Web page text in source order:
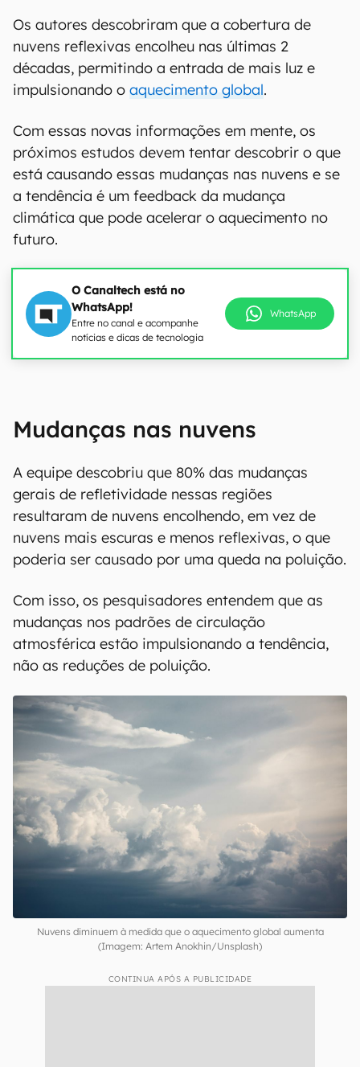
Os autores descobriram que a cobertura de
nuvens reflexivas encolheu nas últimas 2
décadas, permitindo a entrada de mais luz e
impulsionando o aquecimento global.
Com essas novas informações em mente, os
próximos estudos devem tentar descobrir o que
está causando essas mudanças nas nuvens e se
a tendência é um feedback da mudança
climática que pode acelerar o aquecimento no
futuro.
O Canaltech está no
WhatsApp!
Entre no canal e acompanhe
notícias e dicas de tecnologia
WhatsApp
Mudanças nas nuvens
A equipe descobriu que 80% das mudanças
resultaram de nuvens encolhendo, em vez de
nuvens mais escuras e menos reflexivas, o que
poderia ser causado por uma queda na poluição.
Com isso, os pesquisadores entendem que as
mudanças nos padrões de circulação
atmosférica estão impulsionando a tendência,
não as reduções de poluição.